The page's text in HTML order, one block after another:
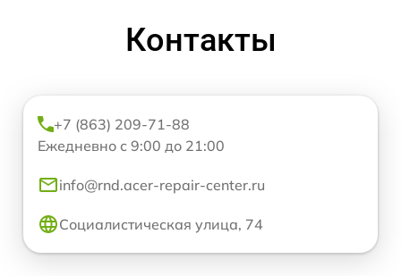
Контакты
+7 (863) 209-71-88
Ежедневно с 9:00 до 21:00
info@rnd.acer-repair-center.ru
Социалистическая улица, 74